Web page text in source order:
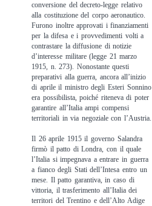
conversione del decreto-legge relativo
alla costituzione del corpo aeronautico.
Furono inoltre approvati i finanziamenti
per la difesa e i provvedimenti volti a
contrastare la diffusione di notizie
d’interesse militare (legge 21 marzo
1915, n. 273). Nonostante questi
preparativi alla guerra, ancora all’inizio
di aprile il ministro degli Esteri Sonnino
era possibilista, poiché riteneva di poter
garantire all’Italia ampi compensi
territoriali in via negoziale con l’Austria.
Il 26 aprile 1915 il governo Salandra
firmò il patto di Londra, con il quale
l’Italia si impegnava a entrare in guerra
a fianco degli Stati dell’Intesa entro un
mese. Il patto garantiva, in caso di
vittoria, il trasferimento all’Italia dei
territori del Trentino e dell’Alto Adige